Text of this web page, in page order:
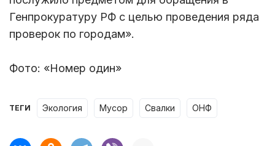
Генпрокуратуру РФ с целью проведения ряда
проверок по городам».
Фото: «Номер один»
ТЕГИ экология мусор свалки ОНФ